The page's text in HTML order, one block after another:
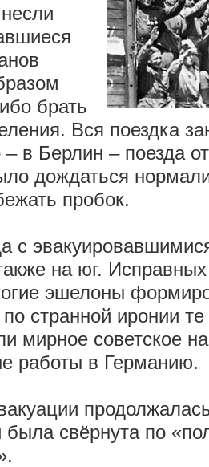
брать
Вся поездка
в Берлин – поезда
дождаться
пробок.
с
на юг.
эшелоны
странной иронии
мирное советское
работы в Германию.
свёрнута по